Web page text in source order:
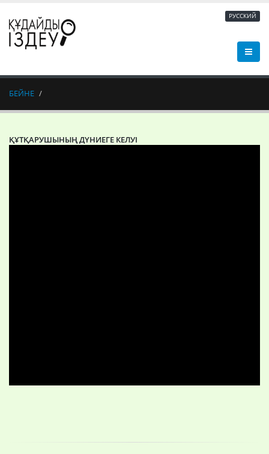
РУССКИЙ
БЕЙНЕ
ҚҰТҚАРУШЫНЫҢ ДҮНИЕГЕ КЕЛУІ